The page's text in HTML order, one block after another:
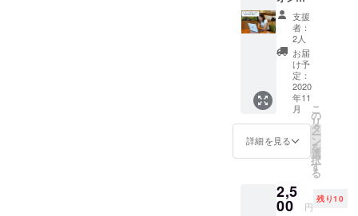
含む複
数人が
参加し
ます。
撮影は
11~12
月を予
定して
おりま
す。
は、参
加人数
分のお
申し込
みをお
願いい
たしま
す。 ※
制服の
自由で
す。 ※
方にご
利用い
（4cm×
3cm・
貼って
剥がせ
るシー
ル付き
を予
定）を
現像し
て後日
配送 ※
す。複
数人で
た写真
を小さ
なフォ
トブッ
クにし
てお送
りしま
す。 ※
必ず撮
影プラ
ンのお
たしま
す。 ※1
インで
お話し
しませ
んか？
（1時
間）】
＜内容
＞ ・英
会話／
留学相
談／受
験相談
／人
愛相談
など ・
支援
者：
2人
お届
け予
定：
2020
年11
月
詳細を見る
こ
の
リ
タ
ー
ン
を
選
択
す
る
2,5
00 円
残り10